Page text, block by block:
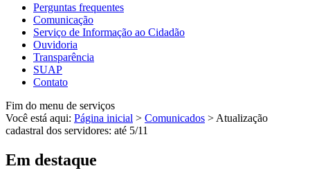
Perguntas frequentes
Comunicação
Serviço de Informação ao Cidadão
Ouvidoria
Transparência
SUAP
Contato
Fim do menu de serviços
Você está aqui: Página inicial > Comunicados > Atualização
cadastral dos servidores: até 5/11
Em destaque